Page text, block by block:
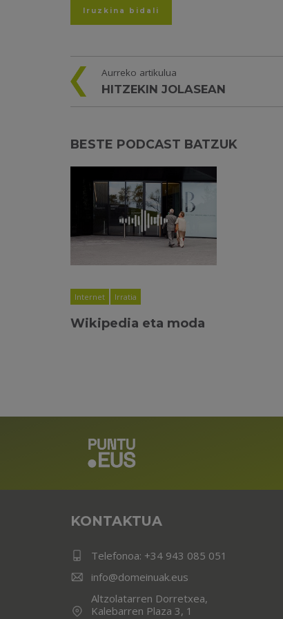
Aurreko artikulua
HITZEKIN JOLASEAN
BESTE PODCAST BATZUK
Internet Irratia
Wikipedia eta moda
KONTAKTUA
Telefonoa: +34 943 085 051
info@domeinuak.eus
Altzolatarren Dorretxea,
Kalebarren Plaza 3, 1